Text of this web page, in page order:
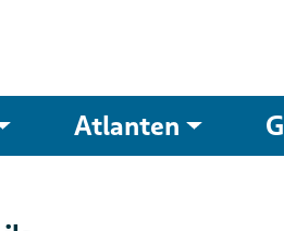
Atlanten